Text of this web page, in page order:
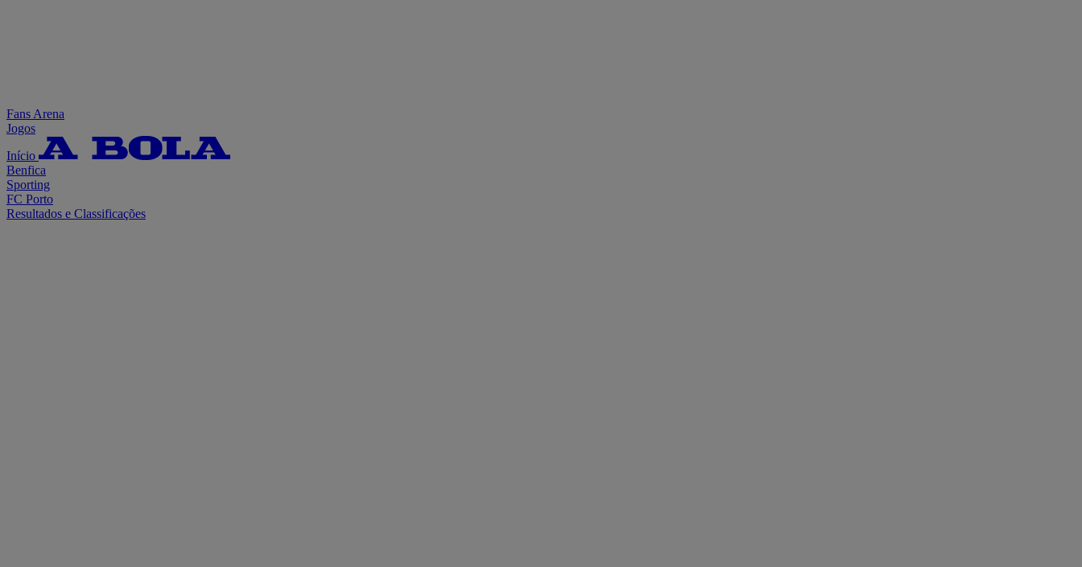
Fans Arena
Jogos
Início
Benfica
Sporting
FC Porto
Resultados e Classificações